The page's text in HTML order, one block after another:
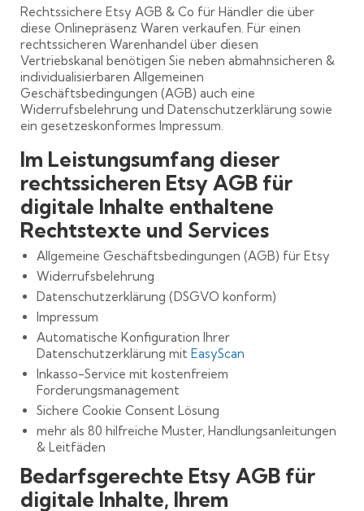
Rechtssichere Etsy AGB & Co für Händler die über
diese Onlinepräsenz Waren verkaufen. Für einen
rechtssicheren Warenhandel über diesen
Vertriebskanal benötigen Sie neben abmahnsicheren &
individualisierbaren Allgemeinen
Geschäftsbedingungen (AGB) auch eine
Widerrufsbelehrung und Datenschutzerklärung sowie
ein gesetzeskonformes Impressum.
Im Leistungsumfang dieser
rechtssicheren Etsy AGB für
digitale Inhalte enthaltene
Rechtstexte und Services
Allgemeine Geschäftsbedingungen (AGB) für Etsy
Widerrufsbelehrung
Datenschutzerklärung (DSGVO konform)
Impressum
Automatische Konfiguration Ihrer
Datenschutzerklärung mit EasyScan
Inkasso-Service mit kostenfreiem
Forderungsmanagement
Sichere Cookie Consent Lösung
mehr als 80 hilfreiche Muster, Handlungsanleitungen
& Leitfäden
Bedarfsgerechte Etsy AGB für
digitale Inhalte, Ihrem